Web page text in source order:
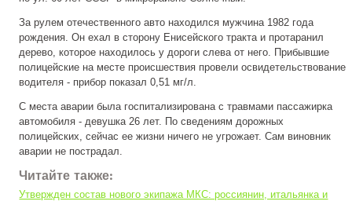
За рулем отечественного авто находился мужчина 1982 года
рождения. Он ехал в сторону Енисейского тракта и протаранил
дерево, которое находилось у дороги слева от него. Прибывшие
полицейские на месте происшествия провели освидетельствование
водителя - прибор показал 0,51 мг/л.
С места аварии была госпитализирована с травмами пассажирка
автомобиля - девушка 26 лет. По сведениям дорожных
полицейских, сейчас ее жизни ничего не угрожает. Сам виновник
аварии не пострадал.
Читайте также:
Утвержден состав нового экипажа МКС: россиянин, итальянка и